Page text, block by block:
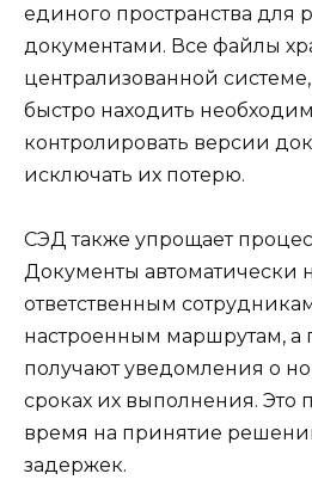
единого пространства для
документами. Все файлы
централизованной системе,
быстро находить
контролировать версии
исключать их потерю.
СЭД также упрощает
Документы автоматически
ответственным
настроенным маршрутам, а
получают уведомления о
сроках их выполнения. Это
время на принятие
задержек.